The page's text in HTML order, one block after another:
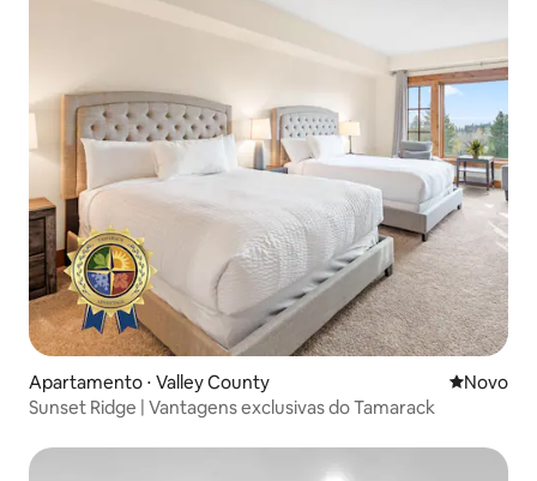
Apartamento ⋅ Valley County Novo
Novo
Sunset Ridge | Vantagens exclusivas do Tamarack